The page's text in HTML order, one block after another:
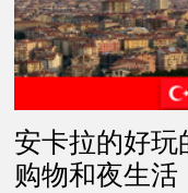
安卡拉的好玩
购物和夜生活